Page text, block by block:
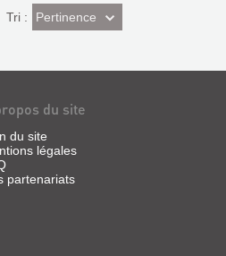
Tri :(Effet
imédiat)
Pertinence
du site
du site
légales
partenariats